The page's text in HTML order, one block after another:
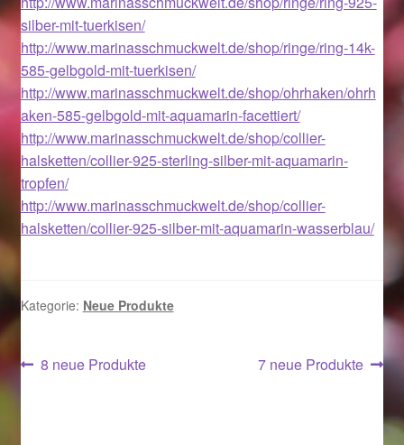
Halloween Schmuck online kaufen 2018
Im Gedenken an
Impressum
Karneval 2015 – Schmuck zu Fasching & Co.
Karneval 2019 – Schmuck zu Fasching & Co.
Kasse
silber-mit-tuerkisen/
http://www.marinasschmuckwelt.de/shop/ringe/ring-14k-
585-gelbgold-mit-tuerkisen/
http://www.marinasschmuckwelt.de/shop/ohrhaken/ohrh
aken-585-gelbgold-mit-aquamarin-facettiert/
http://www.marinasschmuckwelt.de/shop/collier-
halsketten/collier-925-sterling-silber-mit-aquamarin-
tropfen/
http://www.marinasschmuckwelt.de/shop/collier-
halsketten/collier-925-silber-mit-aquamarin-wasserblau/
Kategorie: Neue Produkte
Beitragsnavigation
Vorheriger
8 neue Produkte
Nächster
7 neue Produkte